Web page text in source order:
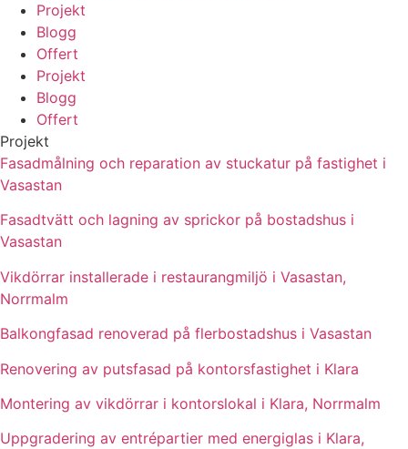
Projekt
Blogg
Offert
Projekt
Blogg
Offert
Projekt
Fasadmålning och reparation av stuckatur på fastighet i
Vasastan
Fasadtvätt och lagning av sprickor på bostadshus i
Vasastan
Vikdörrar installerade i restaurangmiljö i Vasastan,
Norrmalm
Balkongfasad renoverad på flerbostadshus i Vasastan
Renovering av putsfasad på kontorsfastighet i Klara
Montering av vikdörrar i kontorslokal i Klara, Norrmalm
Uppgradering av entrépartier med energiglas i Klara,